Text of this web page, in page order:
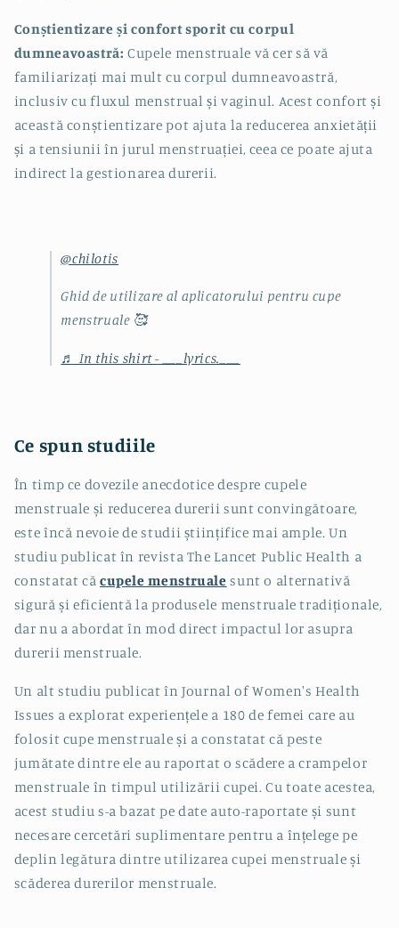
Conștientizare și confort sporit cu corpul
dumneavoastră: Cupele menstruale vă cer să vă
familiarizați mai mult cu corpul dumneavoastră,
inclusiv cu fluxul menstrual și vaginul. Acest confort și
această conștientizare pot ajuta la reducerea anxietății
și a tensiunii în jurul menstruației, ceea ce poate ajuta
indirect la gestionarea durerii.
@chilotis
Ghid de utilizare al aplicatorului pentru cupe
menstruale 🥰
♬ In this shirt - ___lyrics.___
Ce spun studiile
În timp ce dovezile anecdotice despre cupele
menstruale și reducerea durerii sunt convingătoare,
este încă nevoie de studii științifice mai ample. Un
studiu publicat în revista The Lancet Public Health a
constatat că cupele menstruale sunt o alternativă
sigură și eficientă la produsele menstruale tradiționale,
dar nu a abordat în mod direct impactul lor asupra
durerii menstruale.
Un alt studiu publicat în Journal of Women's Health
Issues a explorat experiențele a 180 de femei care au
folosit cupe menstruale și a constatat că peste
jumătate dintre ele au raportat o scădere a crampelor
menstruale în timpul utilizării cupei. Cu toate acestea,
acest studiu s-a bazat pe date auto-raportate și sunt
necesare cercetări suplimentare pentru a înțelege pe
deplin legătura dintre utilizarea cupei menstruale și
scăderea durerilor menstruale.